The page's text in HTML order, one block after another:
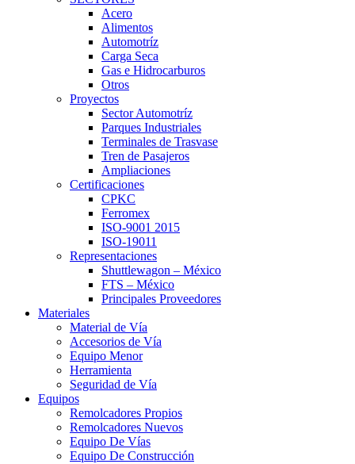
Acero
Alimentos
Automotríz
Carga Seca
Gas e Hidrocarburos
Otros
Proyectos
Sector Automotríz
Parques Industriales
Terminales de Trasvase
Tren de Pasajeros
Ampliaciones
Certificaciones
CPKC
Ferromex
ISO-9001 2015
ISO-19011
Representaciones
Shuttlewagon – México
FTS – México
Principales Proveedores
Materiales
Material de Vía
Accesorios de Vía
Equipo Menor
Herramienta
Seguridad de Vía
Equipos
Remolcadores Propios
Remolcadores Nuevos
Equipo De Vías
Equipo De Construcción